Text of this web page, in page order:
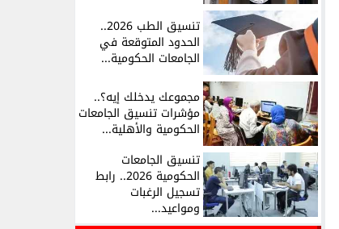
تنسيق الطب 2026..
الحدود المتوقعة في
الجامعات الحكومية...
مجموعك يدخلك إيه؟..
مؤشرات تنسيق الجامعات
الحكومية والأهلية...
تنسيق الجامعات
الحكومية 2026.. رابط
تسجيل الرغبات
ومواعيد...